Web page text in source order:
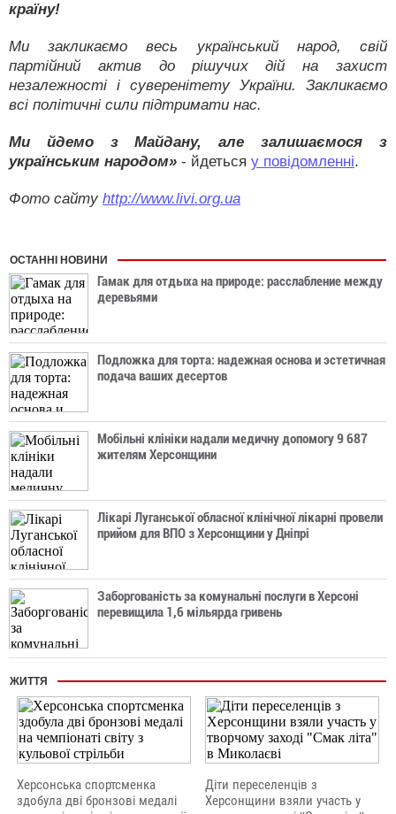
країну!
Ми закликаємо весь український народ, свій
партійний актив до рішучих дій на захист
незалежності і суверенітету України. Закликаємо
всі політичні сили підтримати нас.
Ми йдемо з Майдану, але залишаємося з
українським народом» - йдеться у повідомленні.
Фото сайту http://www.livi.org.ua
ОСТАННІ НОВИНИ
Гамак для отдыха на природе: расслабление между
деревьями
Подложка для торта: надежная основа и эстетичная
подача ваших десертов
Мобільні клініки надали медичну допомогу 9 687
жителям Херсонщини
Лікарі Луганської обласної клінічної лікарні провели
прийом для ВПО з Херсонщини у Дніпрі
Заборгованість за комунальні послуги в Херсоні
перевищила 1,6 мільярда гривень
ЖИТТЯ
Херсонська спортсменка
здобула дві бронзові медалі
Діти переселенців з
Херсонщини взяли участь у